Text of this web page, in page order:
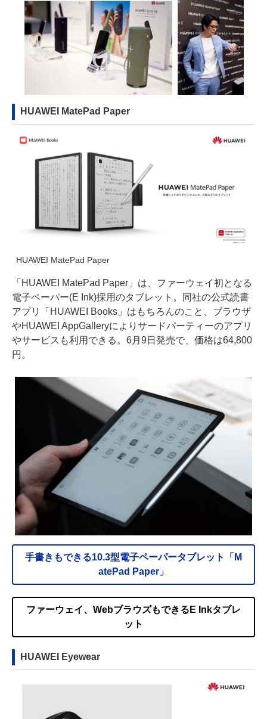
HUAWEI MatePad Paper
HUAWEI MatePad Paper
「HUAWEI MatePad Paper」は、ファーウェイ初となる
電子ペーパー(E Ink)採用のタブレット。同社の公式読書
アプリ「HUAWEI Books」はもちろんのこと、ブラウザ
やHUAWEI AppGalleryによりサードパーティーのアプリ
やサービスも利用できる。6月9日発売で、価格は64,800
円。
手書きもできる10.3型電子ペーパータブレット「M
atePad Paper」
ファーウェイ、WebブラウズもできるE Inkタブレ
ット
HUAWEI Eyewear